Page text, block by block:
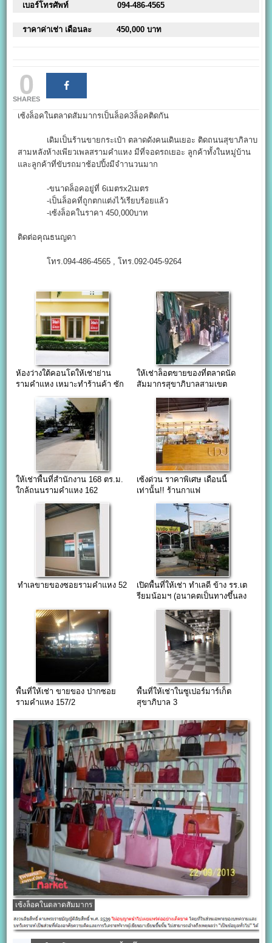
เบอร์โทรศัพท์ 094-486-4565
ราคาค่าเช่า เดือนละ 450,000 บาท
0
SHARES
เซ้งล็อคในตลาดสัมมากรเป็นล็อค3ล็อคติดกัน
เดิมเป็นร้านขายกระเป๋า ตลาดดังคนเดินเยอะ ติดถนนสุขาภิลาบ
สามหลังห้างเพียวเพลสรามคำแหง มีที่จอดรถเยอะ ลูกค้าทั้งในหมู่บ้าน
และลูกค้าที่ขับรถมาช้อปปิ้งมีจำานวนมาก
-ขนาดล็อคอยู่ที่ 6เมตรx2เมตร
-เป็นล็อคที่ถูกตกแต่งไว้เรียบร้อยแล้ว
-เซ้งล็อคในราคา 450,000บาท
ติดต่อคุณธนญดา
โทร.094-486-4565 , โทร.092-045-9264
ห้องว่างใต้คอนโดให้เช่าย่าน
รามคำแหง เหมาะทำร้านค้า ซัก
ให้เช่าล็อตขายของที่ตลาดนัด
สัมมากรสุขาภิบาลสามเขต
ให้เช่าพื้นที่สำนักงาน 168 ตร.ม.
ใกล้ถนนรามคำแหง 162
เซ้งด่วน ราคาพิเศษ เดือนนี้
เท่านั้น!! ร้านกาแฟ
ทำเลขายของซอยรามคำแหง 52
เปิดพื้นที่ให้เช่า ทำเลดี ข้าง รร.เต
รียมน้อมฯ (อนาคตเป็นทางขึ้นลง
พื้นที่ให้เช่า ขายของ ปากซอย
รามคำแหง 157/2
พื้นที่ให้เช่าในซูเปอร์มาร์เก็ต
สุขาภิบาล 3
เซ้งล็อคในตลาดสัมมากร